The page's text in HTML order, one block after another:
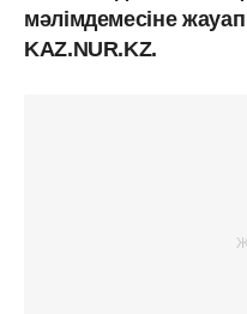
мәлімдемесіне
KAZ.NUR.KZ.